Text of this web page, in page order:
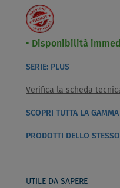
Disponibilità
SERIE: PLUS
Verifica la scheda
SCOPRI TUTTA LA
PRODOTTI DELLO
UTILE DA SAPERE